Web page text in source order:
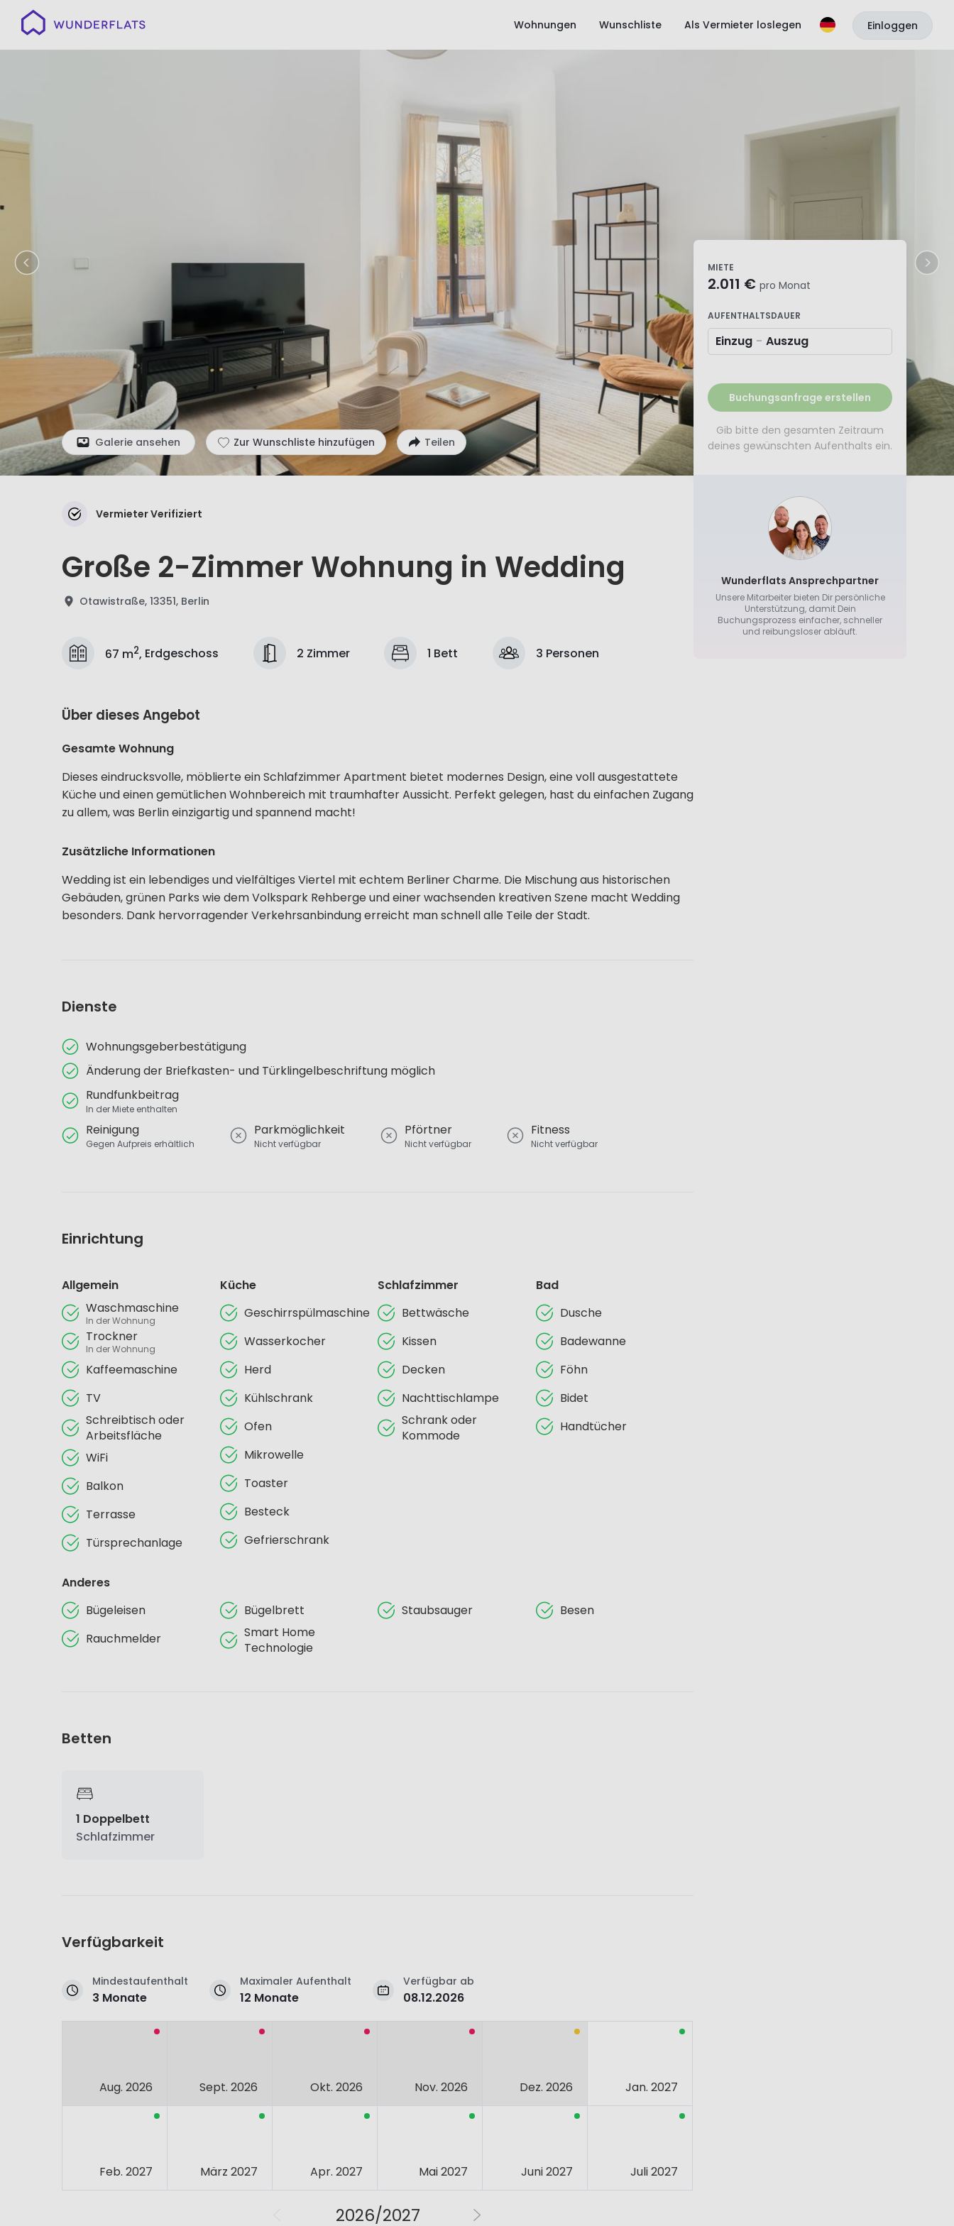
Wunderflats Wohnungen Wunschliste Als Vermieter loslegen Einloggen
Galerie ansehen Zur Wunschliste hinzufügen Teilen
Vermieter Verifiziert
Große 2-Zimmer Wohnung in Wedding
Otawistraße, 13351, Berlin
67 m2, Erdgeschoss 2 Zimmer 1 Bett 3 Personen
Über dieses Angebot
Gesamte Wohnung
Dieses eindrucksvolle, möblierte ein Schlafzimmer Apartment bietet modernes Design, eine voll ausgestattete
Küche und einen gemütlichen Wohnbereich mit traumhafter Aussicht. Perfekt gelegen, hast du einfachen Zugang
zu allem, was Berlin einzigartig und spannend macht!
Zusätzliche Informationen
Wedding ist ein lebendiges und vielfältiges Viertel mit echtem Berliner Charme. Die Mischung aus historischen
Gebäuden, grünen Parks wie dem Volkspark Rehberge und einer wachsenden kreativen Szene macht Wedding
besonders. Dank hervorragender Verkehrsanbindung erreicht man schnell alle Teile der Stadt.
Dienste
Wohnungsgeberbestätigung
Änderung der Briefkasten- und Türklingelbeschriftung möglich
Rundfunkbeitrag
In der Miete enthalten
Reinigung
Gegen Aufpreis erhältlich
Parkmöglichkeit
Nicht verfügbar
Pförtner
Nicht verfügbar
Fitness
Nicht verfügbar
Einrichtung
Allgemein
Waschmaschine
In der Wohnung
Trockner
In der Wohnung
Kaffeemaschine
TV
Schreibtisch oder
Arbeitsfläche
WiFi
Balkon
Terrasse
Türsprechanlage
Küche
Geschirrspülmaschine
Wasserkocher
Herd
Kühlschrank
Ofen
Mikrowelle
Toaster
Besteck
Gefrierschrank
Schlafzimmer
Bettwäsche
Kissen
Decken
Nachttischlampe
Schrank oder
Kommode
Bad
Dusche
Badewanne
Föhn
Bidet
Handtücher
Anderes
Bügeleisen
Bügelbrett Staubsauger
Besen
Rauchmelder
Smart Home
Technologie
Betten
1 Doppelbett
Schlafzimmer
Verfügbarkeit
Mindestaufenthalt
3 Monate
Maximaler Aufenthalt
12 Monate
Verfügbar ab
08.12.2026
Aug. 2026 Sept. 2026 Okt. 2026 Nov. 2026 Dez. 2026 Jan. 2027
Feb. 2027 März 2027 Apr. 2027 Mai 2027 Juni 2027 Juli 2027
2026/2027
MIETE
2.011 € pro Monat
AUFENTHALTSDAUER
Einzug - Auszug
Buchungsanfrage erstellen
Gib bitte den gesamten Zeitraum
deines gewünschten Aufenthalts ein.
Wunderflats Ansprechpartner
Unsere Mitarbeiter bieten Dir persönliche
Unterstützung, damit Dein
Buchungsprozess einfacher, schneller
und reibungsloser abläuft.